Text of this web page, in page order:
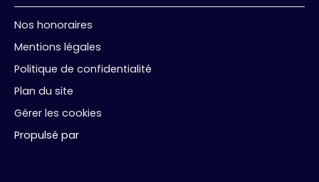
Nos honoraires
Mentions légales
Politique de confidentialité
Plan du site
Gérer les cookies
Propulsé par